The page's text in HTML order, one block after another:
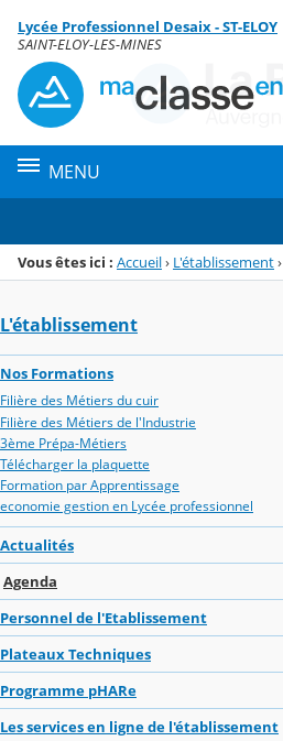
Menu de la rubrique
Contenu
Lycée Professionnel Desaix - ST-ELOY
SAINT-ELOY-LES-MINES
MENU
Vous êtes ici : Accueil› L'établissement›
L'établissement
Nos Formations
Filière des Métiers du cuir
Filière des Métiers de l'Industrie
3ème Prépa-Métiers
Télécharger la plaquette
Formation par Apprentissage
economie gestion en Lycée professionnel
Actualités
Agenda
Personnel de l'Etablissement
Plateaux Techniques
Programme pHARe
Les services en ligne de l'établissement